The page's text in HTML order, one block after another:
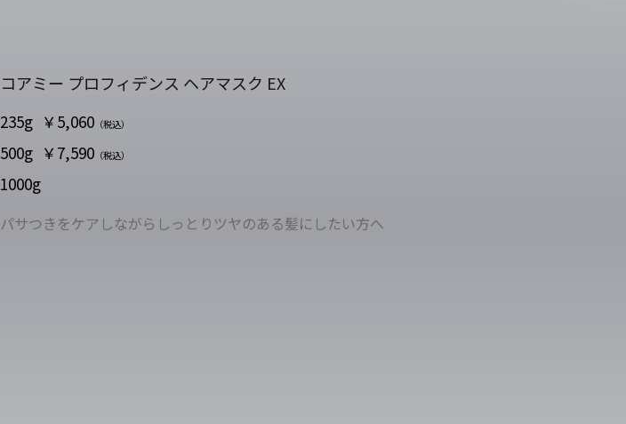
コアミー プロフィデンス ヘアマスク EX
235g ￥5,060 （税込）
500g ￥7,590 （税込）
1000g
パサつきをケアしながらしっとりツヤのある髪にしたい方へ